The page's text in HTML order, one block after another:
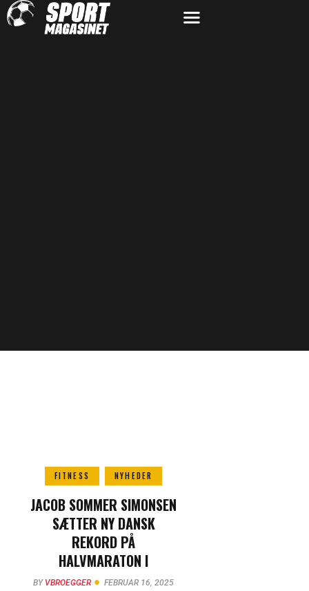
FITNESS NYHEDER
JACOB SOMMER SIMONSEN
SÆTTER NY DANSK
REKORD PÅ
HALVMARATON I
BARCELONA
BY VBROEGGER FEBRUAR 16, 2025